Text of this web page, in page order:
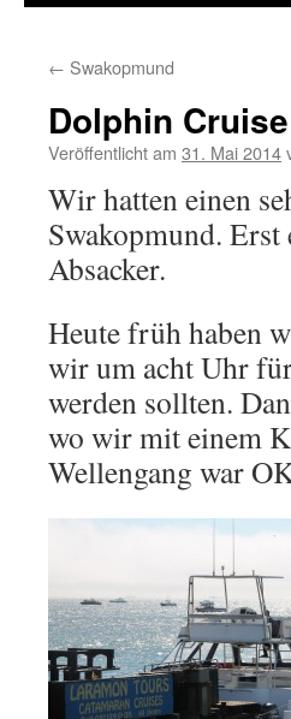
← Swakopmund
Dolphin Cruise
Veröffentlicht am 31. Mai 2014
Wir hatten einen
Swakopmund. Erst
Absacker.
Heute früh haben
wir um acht Uhr
werden sollten.
wo wir mit einem
Wellengang war